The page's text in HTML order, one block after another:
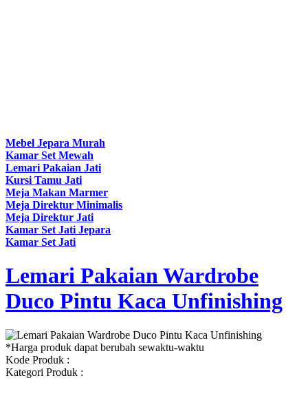
Mebel Jepara Murah
Kamar Set Mewah
Lemari Pakaian Jati
Kursi Tamu Jati
Meja Makan Marmer
Meja Direktur Minimalis
Meja Direktur Jati
Kamar Set Jati Jepara
Kamar Set Jati
Lemari Pakaian Wardrobe
Duco Pintu Kaca Unfinishing
*Harga produk dapat berubah sewaktu-waktu
Kode Produk :
Kategori Produk :